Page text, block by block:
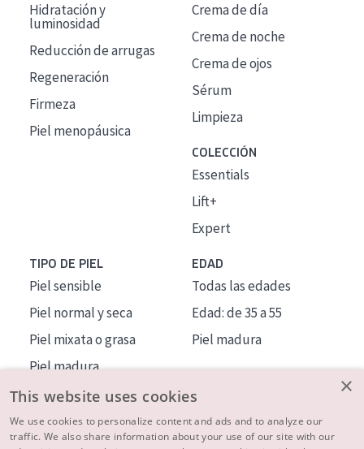
Hidratación y
luminosidad
Reducción de arrugas
Regeneración
Firmeza
Piel menopáusica
Crema de día
Crema de noche
Crema de ojos
Sérum
Limpieza
COLECCIÓN
Essentials
Lift+
Expert
TIPO DE PIEL
Piel sensible
Piel normal y seca
Piel mixata o grasa
Piel madura
Piel expuesta al sol
Piel menopáusica
EDAD
Todas las edades
Edad: de 35 a 55
Piel madura
×
This website uses cookies
We use cookies to personalize content and ads and to analyze our
traffic. We also share information about your use of our site with our